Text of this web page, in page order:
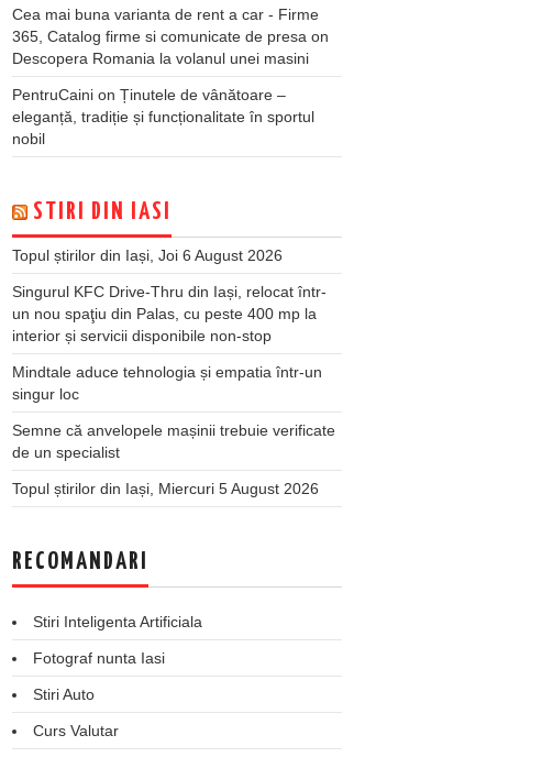
Cea mai buna varianta de rent a car - Firme
365, Catalog firme si comunicate de presa on
Descopera Romania la volanul unei masini
PentruCaini on Ținutele de vânătoare –
eleganță, tradiție și funcționalitate în sportul
nobil
STIRI DIN IASI
Topul știrilor din Iași, Joi 6 August 2026
Singurul KFC Drive-Thru din Iași, relocat într-
un nou spaţiu din Palas, cu peste 400 mp la
interior și servicii disponibile non-stop
Mindtale aduce tehnologia și empatia într-un
singur loc
Semne că anvelopele mașinii trebuie verificate
de un specialist
Topul știrilor din Iași, Miercuri 5 August 2026
RECOMANDARI
Stiri Inteligenta Artificiala
Fotograf nunta Iasi
Stiri Auto
Curs Valutar